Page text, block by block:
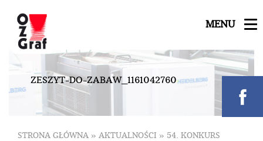
MENU
ZESZYT-DO-ZABAW_ 1161042760
STRONA GŁÓWNA » AKTUALNOŚCI » 54. KONKURS